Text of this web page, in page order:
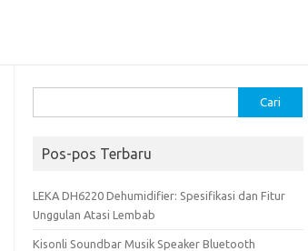
untuk:
Pos-pos Terbaru
LEKA DH6220 Dehumidifier: Spesifikasi dan Fitur
Unggulan Atasi Lembab
Kisonli Soundbar Musik Speaker Bluetooth